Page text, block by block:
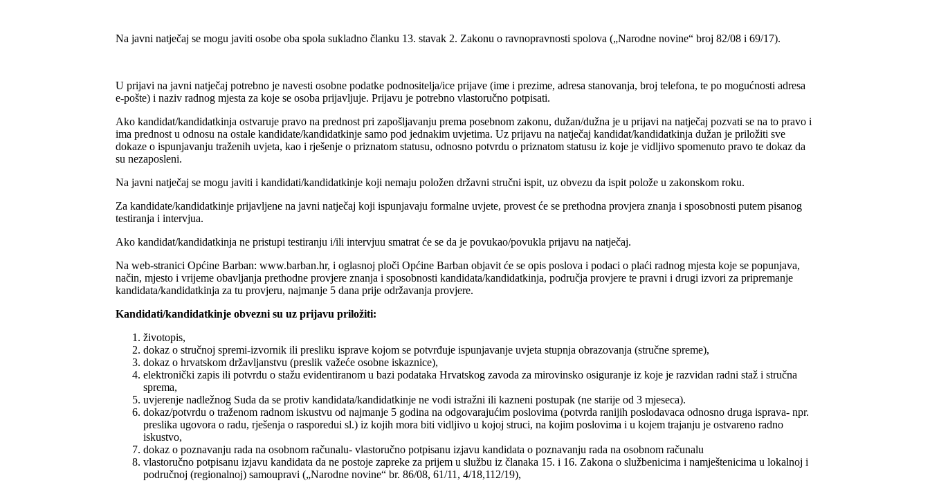
Na javni natječaj se mogu javiti osobe oba spola sukladno članku 13. stavak 2. Zakonu o ravnopravnosti spolova („Narodne novine“ broj 82/08 i 69/17).
U prijavi na javni natječaj potrebno je navesti osobne podatke podnositelja/ice prijave (ime i prezime, adresa stanovanja, broj telefona, te po mogućnosti adresa
e-pošte) i naziv radnog mjesta za koje se osoba prijavljuje. Prijavu je potrebno vlastoručno potpisati.
Ako kandidat/kandidatkinja ostvaruje pravo na prednost pri zapošljavanju prema posebnom zakonu, dužan/dužna je u prijavi na natječaj pozvati se na to pravo i
ima prednost u odnosu na ostale kandidate/kandidatkinje samo pod jednakim uvjetima. Uz prijavu na natječaj kandidat/kandidatkinja dužan je priložiti sve
dokaze o ispunjavanju traženih uvjeta, kao i rješenje o priznatom statusu, odnosno potvrdu o priznatom statusu iz koje je vidljivo spomenuto pravo te dokaz da
su nezaposleni.
Na javni natječaj se mogu javiti i kandidati/kandidatkinje koji nemaju položen državni stručni ispit, uz obvezu da ispit polože u zakonskom roku.
Za kandidate/kandidatkinje prijavljene na javni natječaj koji ispunjavaju formalne uvjete, provest će se prethodna provjera znanja i sposobnosti putem pisanog
testiranja i intervjua.
Ako kandidat/kandidatkinja ne pristupi testiranju i/ili intervjuu smatrat će se da je povukao/povukla prijavu na natječaj.
Na web-stranici Općine Barban: www.barban.hr, i oglasnoj ploči Općine Barban objavit će se opis poslova i podaci o plaći radnog mjesta koje se popunjava,
način, mjesto i vrijeme obavljanja prethodne provjere znanja i sposobnosti kandidata/kandidatkinja, područja provjere te pravni i drugi izvori za pripremanje
kandidata/kandidatkinja za tu provjeru, najmanje 5 dana prije održavanja provjere.
Kandidati/kandidatkinje obvezni su uz prijavu priložiti:
životopis,
dokaz o stručnoj spremi-izvornik ili presliku isprave kojom se potvrđuje ispunjavanje uvjeta stupnja obrazovanja (stručne spreme),
dokaz o hrvatskom državljanstvu (preslik važeće osobne iskaznice),
elektronički zapis ili potvrdu o stažu evidentiranom u bazi podataka Hrvatskog zavoda za mirovinsko osiguranje iz koje je razvidan radni staž i stručna
sprema,
uvjerenje nadležnog Suda da se protiv kandidata/kandidatkinje ne vodi istražni ili kazneni postupak (ne starije od 3 mjeseca).
dokaz/potvrdu o traženom radnom iskustvu od najmanje 5 godina na odgovarajućim poslovima (potvrda ranijih poslodavaca odnosno druga isprava- npr.
preslika ugovora o radu, rješenja o rasporedui sl.) iz kojih mora biti vidljivo u kojoj struci, na kojim poslovima i u kojem trajanju je ostvareno radno
iskustvo,
dokaz o poznavanju rada na osobnom računalu- vlastoručno potpisanu izjavu kandidata o poznavanju rada na osobnom računalu
vlastoručno potpisanu izjavu kandidata da ne postoje zapreke za prijem u službu iz članaka 15. i 16. Zakona o službenicima i namještenicima u lokalnoj i
područnoj (regionalnoj) samoupravi („Narodne novine“ br. 86/08, 61/11, 4/18,112/19),